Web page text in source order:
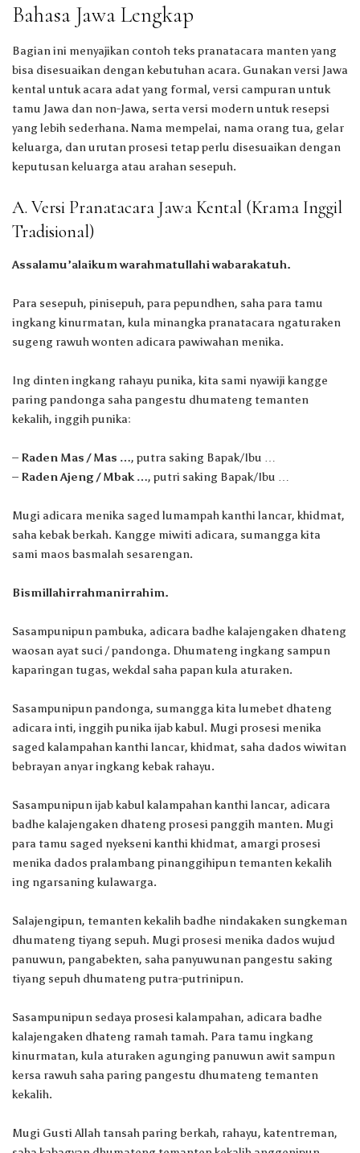
Bahasa Jawa Lengkap
Bagian ini menyajikan contoh teks pranatacara manten yang
bisa disesuaikan dengan kebutuhan acara. Gunakan versi Jawa
kental untuk acara adat yang formal, versi campuran untuk
tamu Jawa dan non-Jawa, serta versi modern untuk resepsi
yang lebih sederhana. Nama mempelai, nama orang tua, gelar
keluarga, dan urutan prosesi tetap perlu disesuaikan dengan
keputusan keluarga atau arahan sesepuh.
A. Versi Pranatacara Jawa Kental (Krama Inggil
Tradisional)
Assalamu’alaikum warahmatullahi wabarakatuh.
Para sesepuh, pinisepuh, para pepundhen, saha para tamu
ingkang kinurmatan, kula minangka pranatacara ngaturaken
sugeng rawuh wonten adicara pawiwahan menika.
Ing dinten ingkang rahayu punika, kita sami nyawiji kangge
paring pandonga saha pangestu dhumateng temanten
kekalih, inggih punika:
– Raden Mas / Mas …, putra saking Bapak/Ibu …
– Raden Ajeng / Mbak …, putri saking Bapak/Ibu …
Mugi adicara menika saged lumampah kanthi lancar, khidmat,
saha kebak berkah. Kangge miwiti adicara, sumangga kita
sami maos basmalah sesarengan.
Bismillahirrahmanirrahim.
Sasampunipun pambuka, adicara badhe kalajengaken dhateng
waosan ayat suci / pandonga. Dhumateng ingkang sampun
kaparingan tugas, wekdal saha papan kula aturaken.
Sasampunipun pandonga, sumangga kita lumebet dhateng
adicara inti, inggih punika ijab kabul. Mugi prosesi menika
saged kalampahan kanthi lancar, khidmat, saha dados wiwitan
bebrayan anyar ingkang kebak rahayu.
Sasampunipun ijab kabul kalampahan kanthi lancar, adicara
badhe kalajengaken dhateng prosesi panggih manten. Mugi
para tamu saged nyekseni kanthi khidmat, amargi prosesi
menika dados pralambang pinanggihipun temanten kekalih
ing ngarsaning kulawarga.
Salajengipun, temanten kekalih badhe nindakaken sungkeman
dhumateng tiyang sepuh. Mugi prosesi menika dados wujud
panuwun, pangabekten, saha panyuwunan pangestu saking
tiyang sepuh dhumateng putra-putrinipun.
Sasampunipun sedaya prosesi kalampahan, adicara badhe
kalajengaken dhateng ramah tamah. Para tamu ingkang
kinurmatan, kula aturaken agunging panuwun awit sampun
kersa rawuh saha paring pangestu dhumateng temanten
kekalih.
Mugi Gusti Allah tansah paring berkah, rahayu, katentreman,